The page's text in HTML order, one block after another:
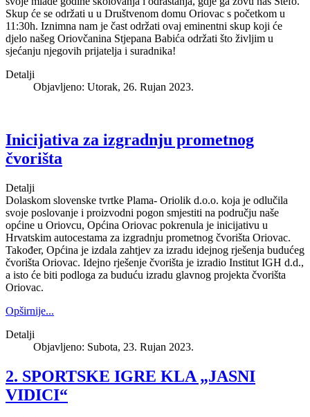
Skup će se održati u u Društvenom domu Oriovac s početkom u
11:30h. Iznimna nam je čast održati ovaj eminentni skup koji će
djelo našeg Oriovčanina Stjepana Babića održati što življim u
sjećanju njegovih prijatelja i suradnika!
Detalji
Objavljeno: Utorak, 26. Rujan 2023.
Inicijativa za izgradnju prometnog
čvorišta
Detalji
Dolaskom slovenske tvrtke Plama- Oriolik d.o.o. koja je odlučila
svoje poslovanje i proizvodni pogon smjestiti na području naše
općine u Oriovcu, Općina Oriovac pokrenula je inicijativu u
Hrvatskim autocestama za izgradnju prometnog čvorišta Oriovac.
Također, Općina je izdala zahtjev za izradu idejnog rješenja budućeg
čvorišta Oriovac. Idejno rješenje čvorišta je izradio Institut IGH d.d.,
a isto će biti podloga za buduću izradu glavnog projekta čvorišta
Oriovac.
Opširnije...
Detalji
Objavljeno: Subota, 23. Rujan 2023.
2. SPORTSKE IGRE KLA „JASNI
VIDICI“